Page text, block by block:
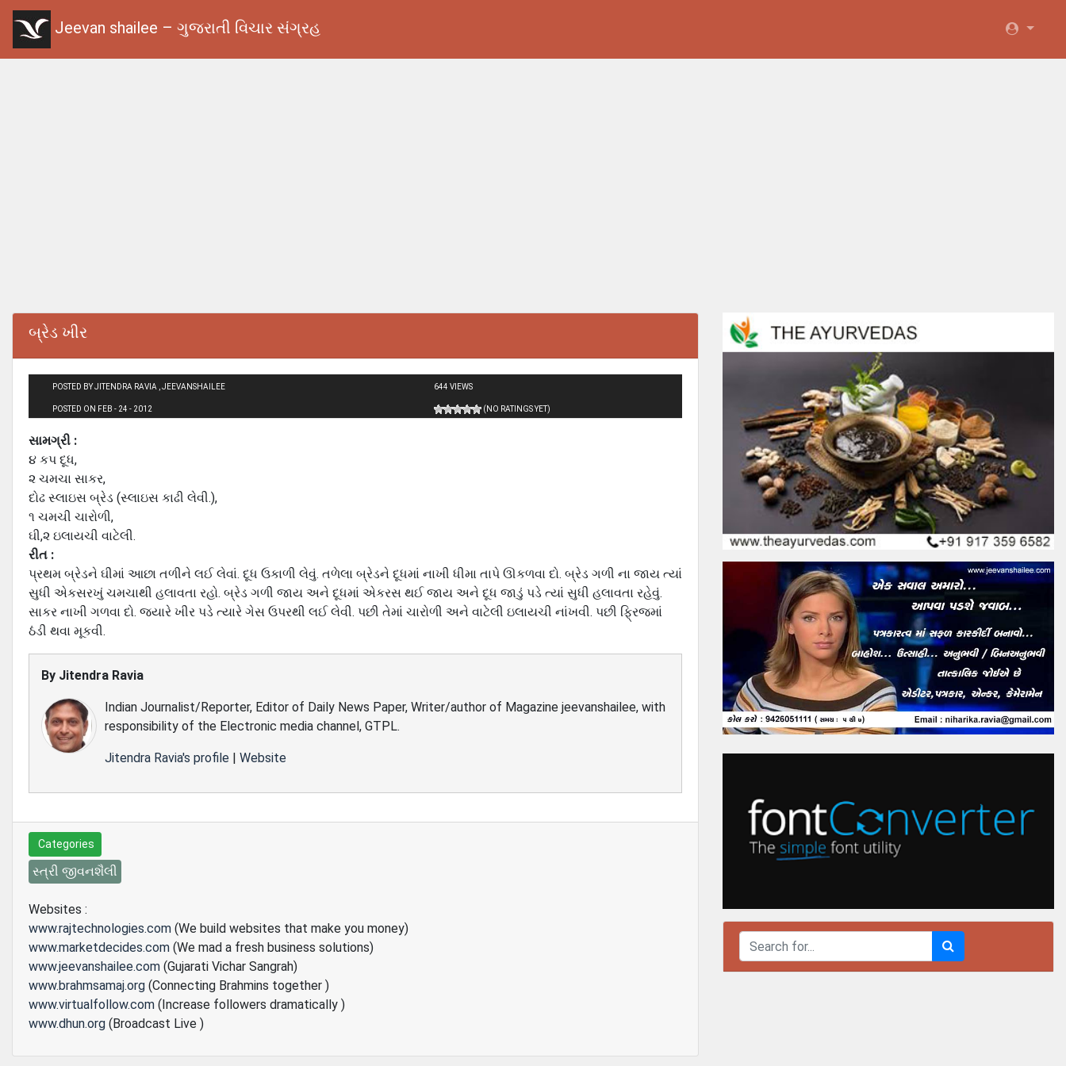
Jeevan shailee – ગુજરાતી વિચાર સંગ્રહ
બ્રેડ ખીર
POSTED BY JITENDRA RAVIA , JEEVANSHAILEE
POSTED ON FEB - 24 - 2012
644 VIEWS
(NO RATINGS YET)
સામગ્રી :
૪ કપ દૂધ,
૨ ચમચા સાકર,
દોઢ સ્લાઇસ બ્રેડ (સ્લાઇસ કાઢી લેવી.),
૧ ચમચી ચારોળી,
ઘી,૨ ઇલાયચી વાટેલી.
રીત :
પ્રથમ બ્રેડને ઘીમાં આછા તળીને લઈ લેવાં. દૂધ ઉકાળી લેવું. તળેલા બ્રેડને દૂધમાં નાખી ધીમા તાપે ઊકળવા દો. બ્રેડ ગળી ના જાય ત્યાં
સુધી એકસરખું ચમચાથી હલાવતા રહો. બ્રેડ ગળી જાય અને દૂધમાં એકરસ થઈ જાય અને દૂધ જાડું પડે ત્યાં સુધી હલાવતા રહેવું.
સાકર નાખી ગળવા દો. જ્યારે ખીર પડે ત્યારે ગેસ ઉપરથી લઈ લેવી. પછી તેમાં ચારોળી અને વાટેલી ઇલાયચી નાંખવી. પછી ફ્રિજમાં
ઠંડી થવા મૂકવી.
By Jitendra Ravia
Indian Journalist/Reporter, Editor of Daily News Paper, Writer/author of Magazine jeevanshailee, with
responsibility of the Electronic media channel, GTPL.
Jitendra Ravia's profile | Website
Categories
સ્ત્રી જીવનશૈલી
Websites :
www.rajtechnologies.com (We build websites that make you money)
www.marketdecides.com (We mad a fresh business solutions)
www.jeevanshailee.com (Gujarati Vichar Sangrah)
www.brahmsamaj.org (Connecting Brahmins together )
www.virtualfollow.com (Increase followers dramatically )
www.dhun.org (Broadcast Live )